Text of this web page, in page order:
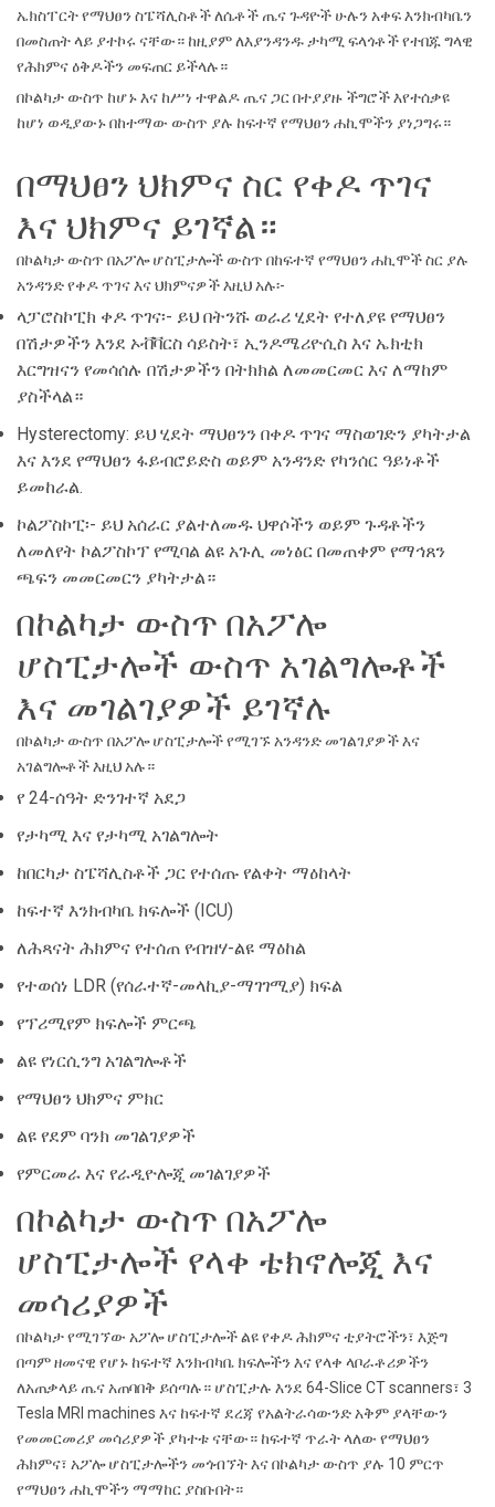
ኤክስፐርት የማህፀን ስፔሻሊስቶች ለሴቶች ጤና ጉዳዮች ሁሉን አቀፍ እንክብካቤን
በመስጠት ላይ ያተኮሩ ናቸው። ከዚያም ለእያንዳንዱ ታካሚ ፍላጎቶች የተበጁ ግላዊ
የሕክምና ዕቅዶችን መፍጠር ይችላሉ።
በኮልካታ ውስጥ ከሆኑ እና ከሥነ ተዋልዶ ጤና ጋር በተያያዙ ችግሮች እየተሰቃዩ
ከሆነ ወዲያውኑ በከተማው ውስጥ ያሉ ከፍተኛ የማህፀን ሐኪሞችን ያነጋግሩ።
በማህፀን ህክምና ስር የቀዶ ጥገና
እና ህክምና ይገኛል።
በኮልካታ ውስጥ በአፖሎ ሆስፒታሎች ውስጥ በከፍተኛ የማህፀን ሐኪሞች ስር ያሉ
አንዳንድ የቀዶ ጥገና እና ህክምናዎች እዚህ አሉ፡-
ላፓሮስኮፒክ ቀዶ ጥገና፡- ይህ በትንሹ ወራሪ ሂደት የተለያዩ የማህፀን
በሽታዎችን እንደ ኦቭቫርስ ሳይስት፣ ኢንዶሜሪዮሲስ እና ኤክቲክ
እርግዝናን የመሳሰሉ በሽታዎችን በትክክል ለመመርመር እና ለማከም
ያስችላል።
Hysterectomy: ይህ ሂደት ማህፀንን በቀዶ ጥገና ማስወገድን ያካትታል
እና እንደ የማህፀን ፋይብሮይድስ ወይም አንዳንድ የካንሰር ዓይነቶች
ይመከራል.
ኮልፖስኮፒ፡- ይህ አሰራር ያልተለመዱ ህዋሶችን ወይም ጉዳቶችን
ለመለየት ኮልፖስኮፕ የሚባል ልዩ አጉሊ መነፅር በመጠቀም የማኅጸን
ጫፍን መመርመርን ያካትታል።
በኮልካታ ውስጥ በአፖሎ
ሆስፒታሎች ውስጥ አገልግሎቶች
እና መገልገያዎች ይገኛሉ
በኮልካታ ውስጥ በአፖሎ ሆስፒታሎች የሚገኙ አንዳንድ መገልገያዎች እና
አገልግሎቶች እዚህ አሉ።
የ 24-ሰዓት ድንገተኛ አደጋ
የታካሚ እና የታካሚ አገልግሎት
ከበርካታ ስፔሻሊስቶች ጋር የተሰጡ የልቀት ማዕከላት
ከፍተኛ እንክብካቤ ክፍሎች (ICU)
ለሕጻናት ሕክምና የተሰጠ የብዝሃ-ልዩ ማዕከል
የተወሰነ LDR (የሰራተኛ-መላኪያ-ማገገሚያ) ክፍል
የፕሪሚየም ክፍሎች ምርጫ
ልዩ የነርሲንግ አገልግሎቶች
የማህፀን ህክምና ምክር
ልዩ የደም ባንክ መገልገያዎች
የምርመራ እና የራዲዮሎጂ መገልገያዎች
በኮልካታ ውስጥ በአፖሎ
ሆስፒታሎች የላቀ ቴክኖሎጂ እና
መሳሪያዎች
በኮልካታ የሚገኘው አፖሎ ሆስፒታሎች ልዩ የቀዶ ሕክምና ቲያትሮችን፣ እጅግ
በጣም ዘመናዊ የሆኑ ከፍተኛ እንክብካቤ ክፍሎችን እና የላቀ ላቦራቶሪዎችን
ለአጠቃላይ ጤና አጠባበቅ ይሰጣሉ። ሆስፒታሉ እንደ 64-Slice CT scanners፣ 3
Tesla MRI machines እና ከፍተኛ ደረጃ የአልትራሳውንድ አቅም ያላቸውን
የመመርመሪያ መሳሪያዎች ያካተቱ ናቸው። ከፍተኛ ጥራት ላለው የማህፀን
ሕክምና፣ አፖሎ ሆስፒታሎችን መጎብኘት እና በኮልካታ ውስጥ ያሉ 10 ምርጥ
የማህፀን ሐኪሞችን ማማከር ያስቡበት።